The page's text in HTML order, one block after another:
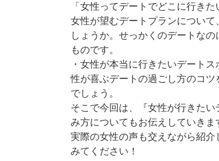
「女性ってデートでどこに行き
女性が望むデートプランについ
しょうか。せっかくのデートな
ものです。
・女性が本当に行きたいデート
性が喜ぶデートの過ごし方のコ
でしょう。
そこで今回は、『女性が行きた
み方についてもお伝えしていきま
実際の女性の声も交えながら紹
みてください！